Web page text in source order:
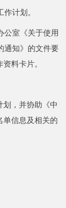
计划。
室《关于使用
通知》的文件要
料卡片。
，并协助《中
单信息及相关的